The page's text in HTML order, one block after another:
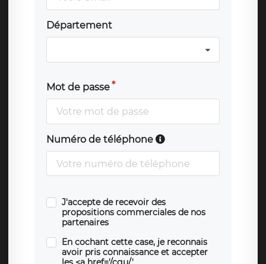
Département
Mot de passe
Numéro de téléphone
J'accepte de recevoir des
propositions commerciales de nos
partenaires
En cochant cette case, je reconnais
avoir pris connaissance et accepter